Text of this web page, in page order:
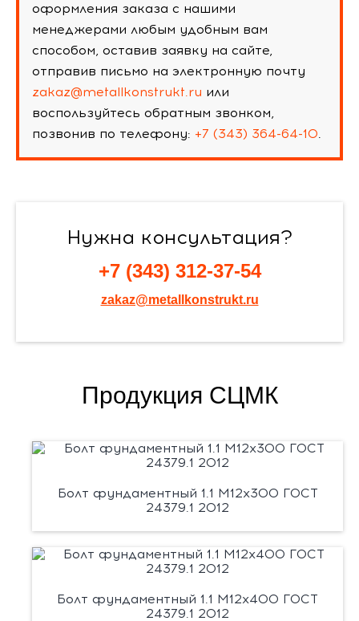
оформления заказа с нашими
менеджерами любым удобным вам
способом, оставив заявку на сайте,
отправив письмо на электронную почту
zakaz@metallkonstrukt.ru или
воспользуйтесь обратным звонком,
позвонив по телефону: +7 (343) 364-64-10.
Нужна консультация?
+7 (343) 312-37-54
zakaz@metallkonstrukt.ru
Продукция СЦМК
Болт фундаментный 1.1 М12х300 ГОСТ
24379.1 2012
Болт фундаментный 1.1 М12х400 ГОСТ
24379.1 2012